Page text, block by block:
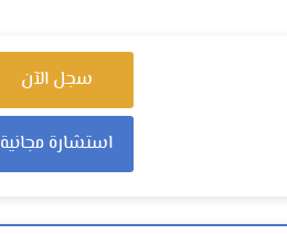
سجل الآن
استشارة مجانية